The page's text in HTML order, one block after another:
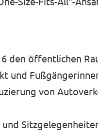
den öffentlichen
und
von